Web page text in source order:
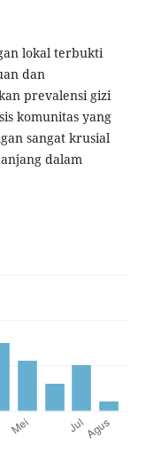
lokal terbukti
dan
prevalensi gizi
komunitas yang
sangat krusial
dalam